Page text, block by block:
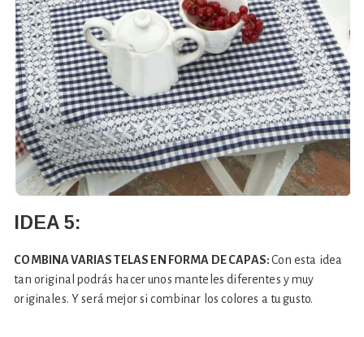
IDEA 5:
COMBINA VARIAS TELAS EN FORMA DE CAPAS:Con esta idea
tan original podrás hacer unos manteles diferentes y muy
originales. Y será mejor si combinar los colores a tu gusto.